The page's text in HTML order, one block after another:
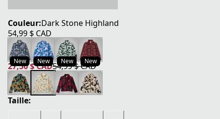
Couleur:Dark Stone Highland
54,99 $ CAD
prix actuel 54,99 $ CAD
New New New New
27,50 $ CAD
prix actuel 27,50 $ CAD
54,99 $ CAD
prix original 54,99 $ CAD
Taille: